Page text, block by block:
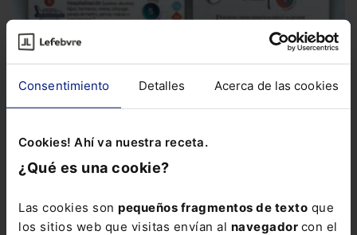
Consentimiento Detalles Acerca de las cookies
Cookies! Ahí va nuestra receta.
¿Qué es una cookie?
Las cookies son pequeños fragmentos de texto que
los sitios web que visitas envían al navegador con el
InfografíaInfografía sobre permisos retribuidosEsta
infografía resume las principales novedades, desde el tiempo